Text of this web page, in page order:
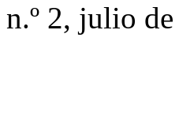
n.º 2, julio